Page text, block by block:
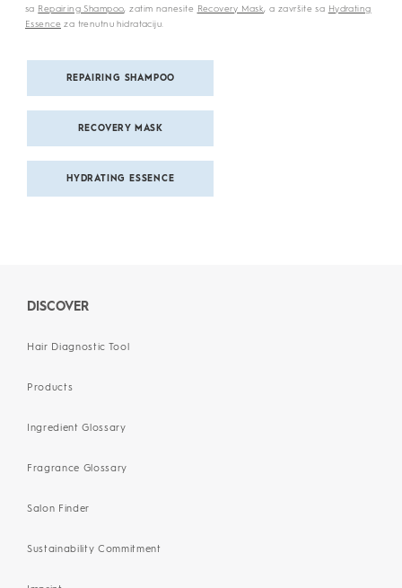
sa Repairing Shampoo, zatim nanesite Recovery Mask, a završite sa Hydrating
Essence za trenutnu hidrataciju.
REPAIRING SHAMPOO
RECOVERY MASK
HYDRATING ESSENCE
DISCOVER
Hair Diagnostic Tool
Products
Ingredient Glossary
Fragrance Glossary
Salon Finder
Sustainability Commitment